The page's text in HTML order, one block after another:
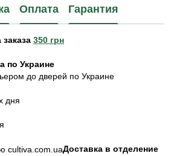
Оплата Гарантия
350 грн
по Украине
до дверей по Украине
дня
Доставка в отделение